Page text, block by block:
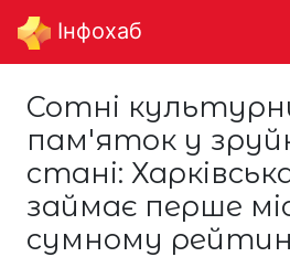
Інфохаб
Сотні
пам'яток у
стані:
займає перше
сумному